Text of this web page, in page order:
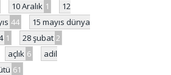
10 Aralık 1
12
44
15 mayıs dünya
1 28 şubat 2
açlık 6
adil
61